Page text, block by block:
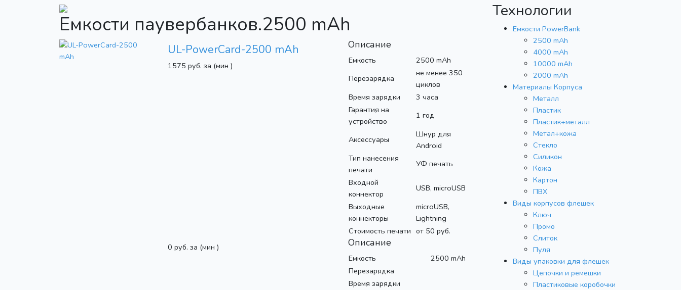
Емкости паувербанков.2500 mAh
UL-PowerCard-2500 mAh
1575 руб. за (мин )
Описание
Емкость
2500 mAh
Перезарядка
не менее 350
циклов
Время зарядки
3 часа
Гарантия на
устройство
1 год
Аксессуары
Шнур для
Android
Тип нанесения
печати
УФ печать
Входной
коннектор
USB, microUSB
Выходные
коннекторы
microUSB,
Lightning
Стоимость печати от 50 руб.
0 руб. за (мин ) Описание
Емкость
2500 mAh
Перезарядка
Время зарядки
Технологии
Емкости PowerBank
2500 mAh
4000 mAh
10000 mAh
2000 mAh
Материалы Корпуса
Металл
Пластик
Пластик+металл
Метал+кожа
Стекло
Силикон
Кожа
Картон
ПВХ
Виды корпусов флешек
Ключ
Промо
Слиток
Пуля
Виды упаковки для флешек
Цепочки и ремешки
Пластиковые коробочки